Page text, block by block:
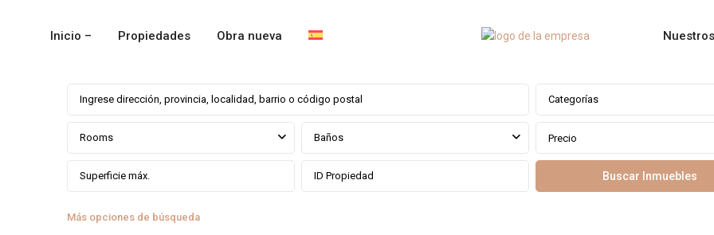
Inicio – Propiedades Obra nueva
Categorías
Rooms Baños Precio
Más opciones de búsqueda